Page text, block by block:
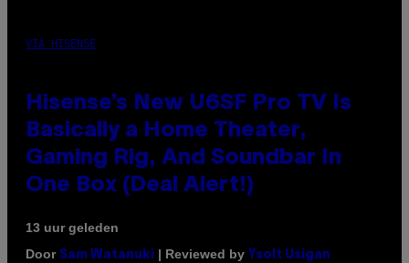
VIA HISENSE
Hisense’s New U6SF Pro TV Is
Basically a Home Theater,
Gaming Rig, And Soundbar In
One Box (Deal Alert!)
13 uur geleden
Door Sam Watanuki | Reviewed by Ysolt Usigan